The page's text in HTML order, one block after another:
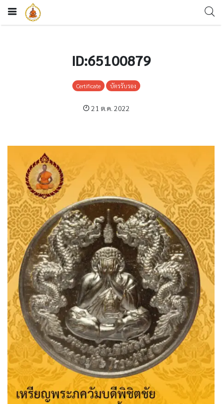
ID:65100879
Certificate บัตรรับรอง
21 ต.ค. 2022